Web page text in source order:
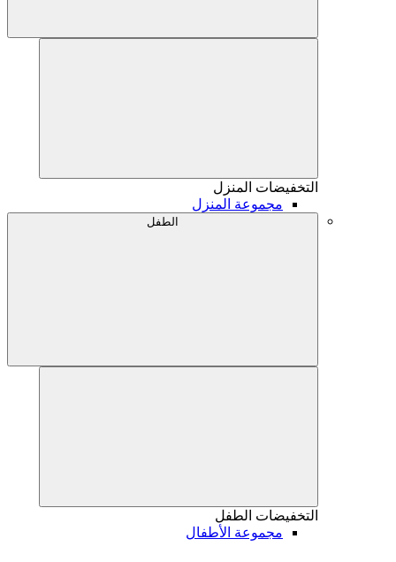
التخفيضات المنزل
مجموعة المنزل
الطفل
التخفيضات الطفل
مجموعة الأطفال